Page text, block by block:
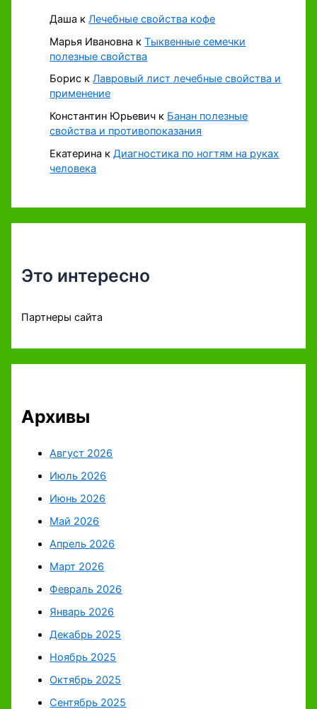
Даша кЛечебные свойства кофе
Марья Ивановна кТыквенные семечки
полезные свойства
Борис кЛавровый лист лечебные свойства и
применение
Константин Юрьевич к Банан полезные
свойства и противопоказания
Екатерина кДиагностика по ногтям на руках
человека
Это интересно
Партнеры сайта
Архивы
Август 2026
Июль 2026
Июнь 2026
Май 2026
Апрель 2026
Март 2026
Февраль 2026
Январь 2026
Декабрь 2025
Ноябрь 2025
Октябрь 2025
Сентябрь 2025